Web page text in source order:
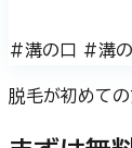
#溝の口 #溝の
脱毛が初めて